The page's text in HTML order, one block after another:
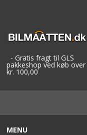
- Gratis fragt til GLS
pakkeshop ved køb over
kr. 100,00
MENU